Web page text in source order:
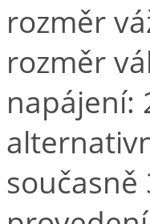
rozměr
rozměr
napájení: